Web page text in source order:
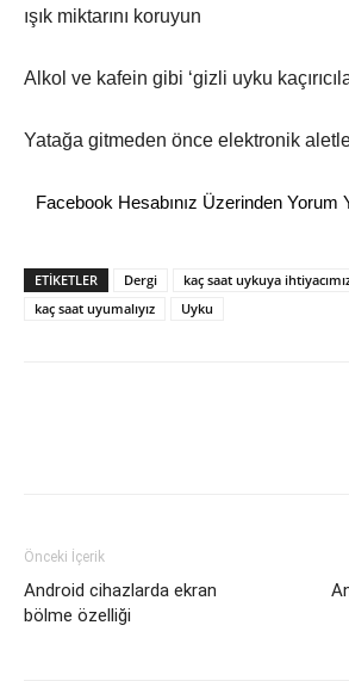
ışık miktarını koruyun
Alkol ve kafein gibi ‘gizli uyku
Yatağa gitmeden önce elektronik
Facebook Hesabınız Üzerinden Yorum
ETİKETLER Dergi
kaç saat uykuya
kaç saat uyumalıyız
Uyku
Önceki İçerik
Android cihazlarda ekran
bölme özelliği